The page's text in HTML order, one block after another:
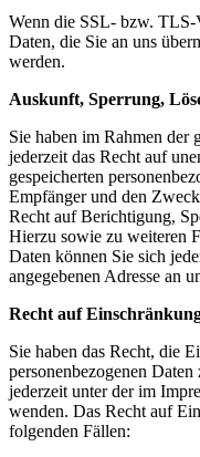
Wenn die SSL- bzw. TLS-
Daten, die Sie an uns
werden.
Auskunft, Sperrung,
Sie haben im Rahmen der
jederzeit das Recht auf
gespeicherten
Empfänger und den
Recht auf Berichtigung,
Hierzu sowie zu weiteren
Daten können Sie sich
angegebenen Adresse an
Recht auf
Sie haben das Recht, die
personenbezogenen
jederzeit unter der im
wenden. Das Recht auf
folgenden Fällen: